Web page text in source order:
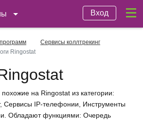
Вход
Сервисы коллтрекинг
Ringostat
на Ringostat из категории:
Сервисы IP-телефонии, Инструменты
Обладают функциями: Очередь